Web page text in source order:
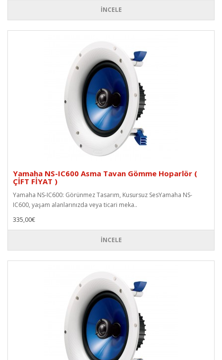
İNCELE
Yamaha NS-IC600 Asma Tavan Gömme Hoparlör (
ÇİFT FİYAT )
Yamaha NS-IC600: Görünmez Tasarım, Kusursuz SesYamaha NS-
IC600, yaşam alanlarınızda veya ticari meka..
335,00€
İNCELE